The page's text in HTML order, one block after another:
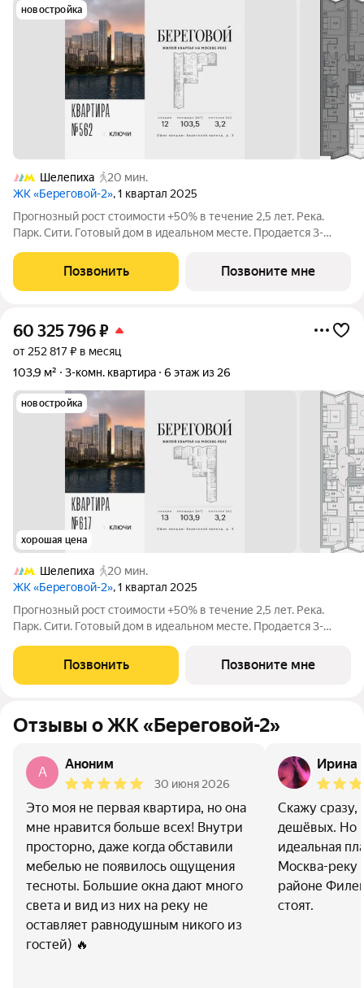
новостройка
Шелепиха
20 мин.
ЖК «Береговой-2», 1 квартал 2025
Прогнозный рост стоимости +50% в течение 2,5 лет. Река.
Парк. Сити. Готовый дом в идеальном месте. Продается 3-
и видом на закрытый парковый двор. Береговой - квартал-
курорт в центре столицы.
Позвонить Позвоните мне
60 325 796₽
от 252 817 ₽ в месяц
103,9 м²
3-комн. квартира 6 этаж из 26
новостройка
хорошая цена
Шелепиха
20 мин.
ЖК «Береговой-2», 1 квартал 2025
Прогнозный рост стоимости +50% в течение 2,5 лет. Река.
Парк. Сити. Готовый дом в идеальном месте. Продается 3-
и видом на школу. Береговой - квартал-курорт в центре
столицы. Пешеходная
Позвонить Позвоните мне
Отзывы о ЖК «Береговой-2»
A
Аноним
30 июня 2026
Это моя не первая квартира, но она
мне нравится больше всех! Внутри
просторно, даже когда обставили
мебелью не появилось ощущения
тесноты. Большие окна дают много
света и вид из них на реку не
оставляет равнодушным никого из
гостей) 🔥
Ирина
Скажу сразу,
дешёвых. Но
идеальная
Москва-реку
районе
стоят.